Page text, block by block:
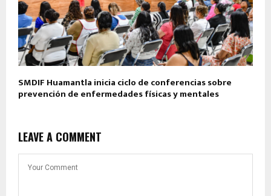
SMDIF Huamantla inicia ciclo de conferencias sobre
prevención de enfermedades físicas y mentales
LEAVE A COMMENT